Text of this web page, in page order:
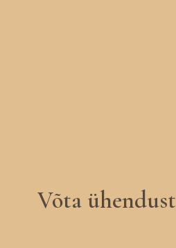
Võta ühendust